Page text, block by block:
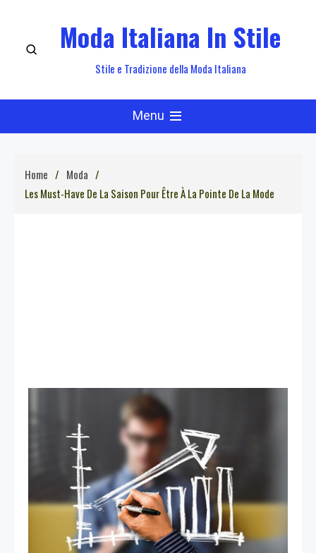
content
Moda Italiana In Stile
Stile e Tradizione della Moda Italiana
Menu
Home
Moda
Les Must-Have De La Saison Pour Être À La Pointe De La Mode